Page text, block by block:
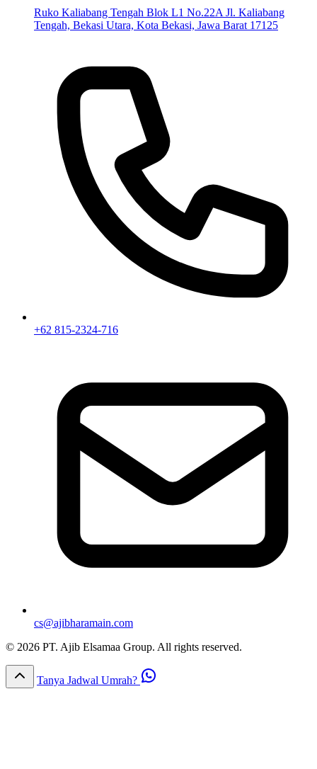
Ruko Kaliabang Tengah Blok L1 No.22A Jl. Kaliabang
Tengah, Bekasi Utara, Kota Bekasi, Jawa Barat 17125
+62 815-2324-716
cs@ajibharamain.com
© 2026 PT. Ajib Elsamaa Group. All rights reserved.
Tanya Jadwal Umrah?